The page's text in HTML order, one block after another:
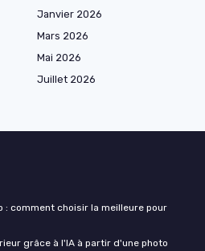
Janvier 2026
Mars 2026
Mai 2026
Juillet 2026
: comment choisir la meilleure pour
grâce à l'IA à partir d'une photo